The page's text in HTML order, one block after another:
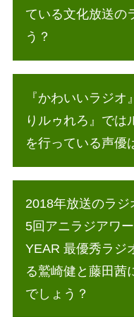
ている文化放送の
う？
『かわいいラジ
りルゥれろ』では
を行っている声優
2018年放送のラ
5回アニラジアワ
YEAR 最優秀ラジ
る鷲崎健と藤田茜
でしょう？